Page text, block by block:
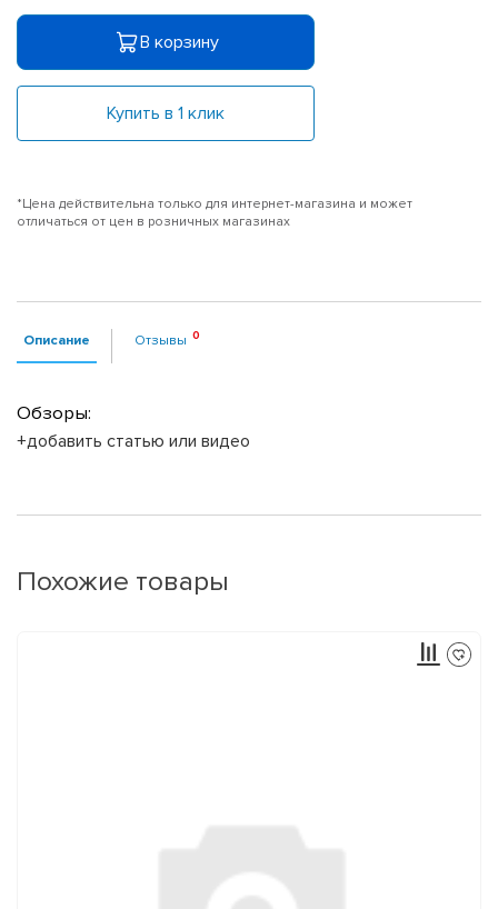
В корзину
Купить в 1 клик
*Цена действительна только для интернет-магазина и может
отличаться от цен в розничных магазинах
Описание Отзывы
Обзоры:
+добавить статью или видео
Похожие товары